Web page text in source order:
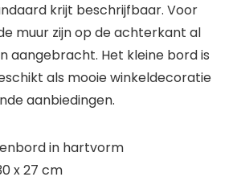
krijt beschrijfbaar. Voor
muur zijn op de achterkant al
aangebracht. Het kleine bord is
als mooie winkeldecoratie
aanbiedingen.
in hartvorm
x 27 cm